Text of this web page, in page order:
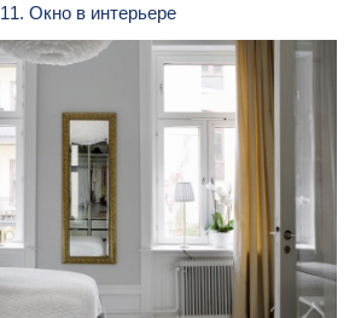
11. Окно в интерьере